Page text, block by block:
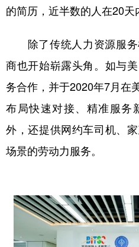
的简历，近半数的人在20天
除了传统人力资源服务
商也开始崭露头角。如与
务合作，并于2020年7月在
布局快速对接、精准服务
外，还提供网约车司机、
场景的劳动力服务。